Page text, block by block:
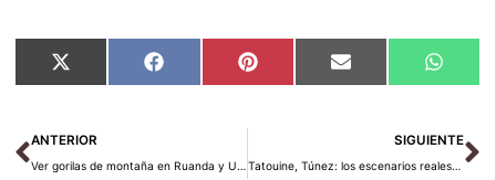
Compartir
en
X
(Twitter)
Compartir
en
Facebook Compartir
en
Pinterest Compartir
en
Email
en
Ant
ANTERIOR
Ver gorilas de montaña en Ruanda y Uganda: guía 2026
SIGUIENTE
Tatouine, Túnez: los escenarios reales de Star Wars